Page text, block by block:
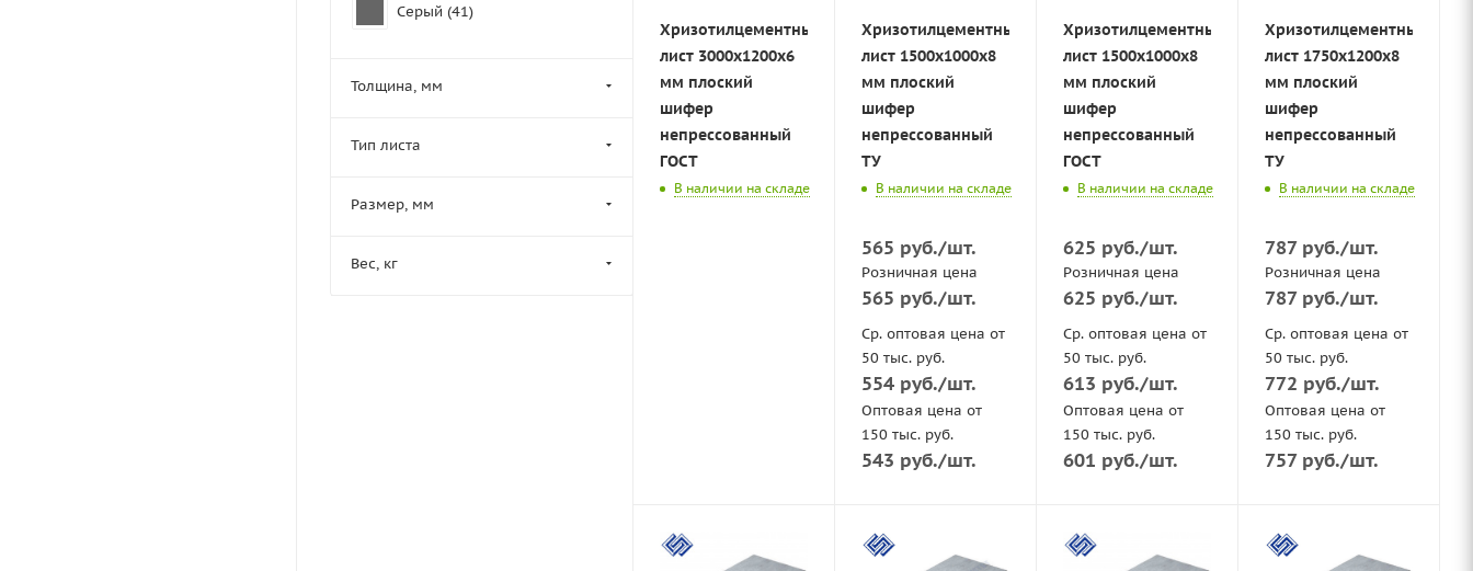
Хризотилцементный
лист 3000х1200х6
мм плоский
шифер
непрессованный
ГОСТ
В наличии на складе
Хризотилцементный
лист 1500х1000х8
мм плоский
шифер
непрессованный
ТУ
В наличии на складе
565 руб./шт.
Розничная цена
565 руб./шт.
Ср. оптовая цена от
50 тыс. руб.
554 руб./шт.
Оптовая цена от
150 тыс. руб.
543 руб./шт.
Хризотилцементный
лист 1500х1000х8
мм плоский
шифер
непрессованный
ГОСТ
В наличии на складе
625 руб./шт.
Розничная цена
625 руб./шт.
Ср. оптовая цена от
50 тыс. руб.
613 руб./шт.
Оптовая цена от
150 тыс. руб.
601 руб./шт.
Хризотилцементный
лист 1750х1200х8
мм плоский
шифер
непрессованный
ТУ
В наличии на складе
787руб./шт.
Розничная цена
787руб./шт.
Ср. оптовая цена от
50 тыс. руб.
772 руб./шт.
Оптовая цена от
150 тыс. руб.
757руб./шт.
Серый (41)
Толщина, мм
Тип листа
Размер, мм
Вес, кг